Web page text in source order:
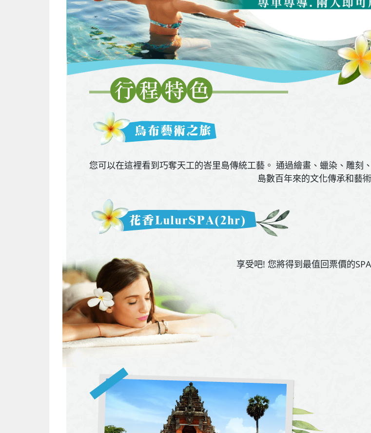
您可以在這裡看到巧奪天工的峇里島傳統工藝。 通過繪畫、蠟染、雕刻
島數百年來的文化傳承和藝
享受吧! 您將得到最值回票價的